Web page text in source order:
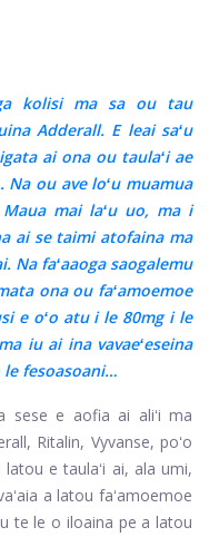
kolisi ma sa ou tau
Adderall. E leai saʻu
ai ona ou taulaʻi ae
ou ave loʻu muamua
mai laʻu uo, ma i
ai se taimi atofaina ma
Na faʻaaoga saogalemu
ona ou faʻamoemoe
e oʻo atu i le 80mg i le
iu ai ina vavaeʻeseina
le fesoasoani…
sese e aofia ai aliʻi ma
Ritalin, Vyvanse, poʻo
e taulaʻi ai, ala umi,
a latou faʻamoemoe
te le o iloaina pe a latou